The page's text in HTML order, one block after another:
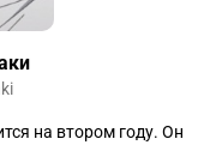
на втором году. Он